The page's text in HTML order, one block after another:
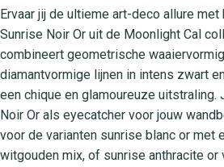
Ervaar jij de ultieme art-deco allure met
Sunrise Noir Or uit de Moonlight Cal
combineert geometrische
diamantvormige lijnen in intens zwart
een chique en glamoureuze uitstraling.
Noir Or als eyecatcher voor jouw
voor de varianten sunrise blanc or met
witgouden mix, of sunrise anthracite or